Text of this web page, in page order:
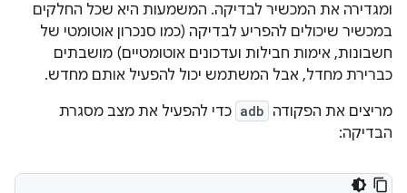
ומגדירה את המכשיר לבדיקה. המשמעות היא שכל החלקים
במכשיר שיכולים להפריע לבדיקה (כמו סנכרון אוטומטי של
חשבונות, אימות חבילות ועדכונים אוטומטיים) מושבתים
כברירת מחדל, אבל המשתמש יכול להפעיל אותם מחדש.
מריצים את הפקודה adb כדי להפעיל את מצב מסגרת
הבדיקה: